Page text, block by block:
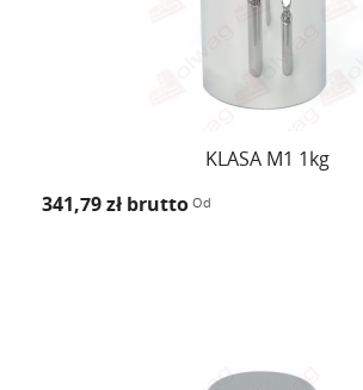
KLASA M1 1kg
341,79 zł brutto Od